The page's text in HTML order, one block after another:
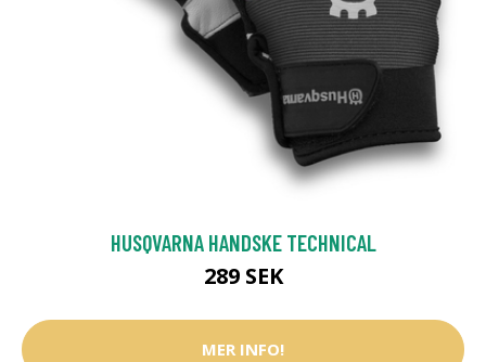
HUSQVARNA HANDSKE TECHNICAL
289 SEK
MER INFO!